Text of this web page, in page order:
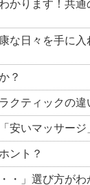
う！あなたに
骨院～
けることは可能
灸整骨院
無駄？！専門
つ整体の効果と
調整まで～ 四
院の施術につい